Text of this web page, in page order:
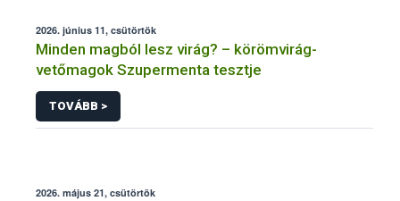
2026. június 11, csütörtök
Minden magból lesz virág? – körömvirág-
vetőmagok Szupermenta tesztje
TOVÁBB >
2026. május 21, csütörtök